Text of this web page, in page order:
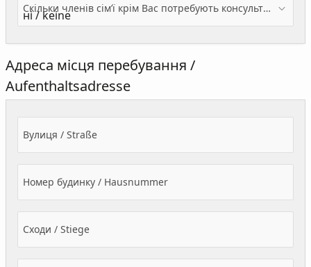
Скільки членів сім’ї крім Вас потребують консультації? / Wieviele Familienmitglieder brauchen Beratung - zusätzlich zu Ihnen?
Адреса місця перебування /
Aufenthaltsadresse
Вулиця / Straße
Номер будинку / Hausnummer
Сходи / Stiege